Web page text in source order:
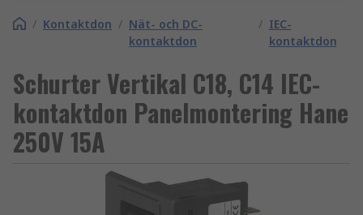
/ Kontaktdon / Nät- och DC-
kontaktdon
/ IEC-
kontaktdon
Schurter Vertikal C18, C14 IEC-
kontaktdon Panelmontering Hane
250V 15A